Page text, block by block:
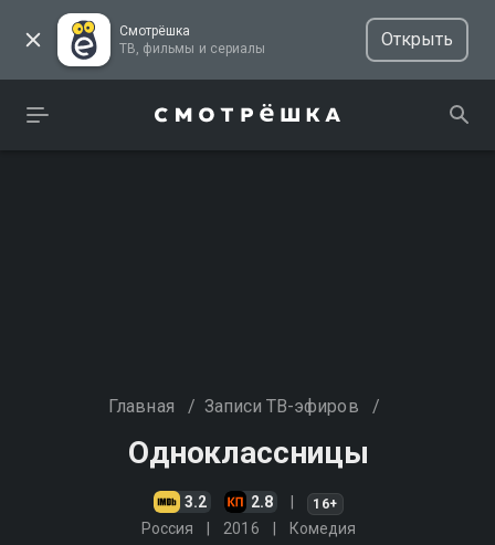
Смотрёшка
ТВ, фильмы и сериалы
Открыть
Главная / Записи ТВ-эфиров /
Одноклассницы
3.2 2.8 16+
Россия 2016 Комедия